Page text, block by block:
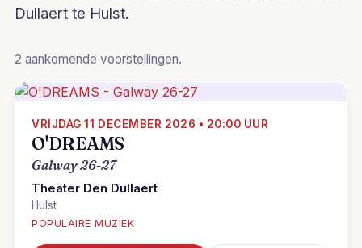
Dullaert te Hulst.
2 aankomende voorstellingen.
VRIJDAG 11 DECEMBER 2026 • 20:00 UUR
O'DREAMS
Galway 26-27
Theater Den Dullaert
Hulst
POPULAIRE MUZIEK